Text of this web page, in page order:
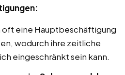
eine Hauptbeschäftigung
wodurch ihre zeitliche
eingeschränkt sein kann.